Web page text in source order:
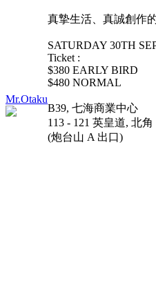
Mr.Otaku
真摯生活、真誠創作
SATURDAY 30TH
Ticket :
$380 EARLY BIRD
​$480 NORMAL
B39, 七海商業中心
113 - 121 英皇道, 北角
(炮台山 A 出口)